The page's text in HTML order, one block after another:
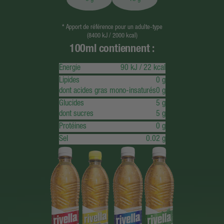
* Apport de référence pour un adulte-type
(8400 kJ / 2000 kcal)
100ml contiennent :
Énergie 90 kJ / 22 kcal
Lipides
0 g
dont acides gras mono-insaturés0 g
Glucides
5 g
dont sucres
5 g
Protéines
0 g
Sel
0.02 g